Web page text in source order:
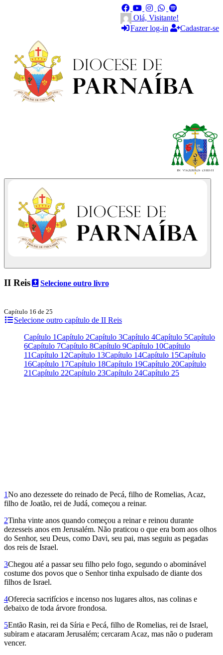
Olá, Visitante!
Fazer log-in
Cadastrar-se
II Reis Selecione outro livro
Capítulo 16 de 25
Selecione outro capítulo de II Reis
Capítulo 1Capítulo 2Capítulo 3Capítulo 4Capítulo 5Capítulo
6Capítulo 7Capítulo 8Capítulo 9Capítulo 10Capítulo
11Capítulo 12Capítulo 13Capítulo 14Capítulo 15Capítulo
16Capítulo 17Capítulo 18Capítulo 19Capítulo 20Capítulo
21Capítulo 22Capítulo 23Capítulo 24Capítulo 25
1No ano dezessete do reinado de Pecá, filho de Romelias, Acaz,
filho de Joatão, rei de Judá, começou a reinar.
2Tinha vinte anos quando começou a reinar e reinou durante
dezesseis anos em Jerusalém. Não praticou o que era bom aos olhos
do Senhor, seu Deus, como Davi, seu pai, mas seguiu as pegadas
dos reis de Israel.
3Chegou até a passar seu filho pelo fogo, segundo o abominável
costume dos povos que o Senhor tinha expulsado de diante dos
filhos de Israel.
4Oferecia sacrifícios e incenso nos lugares altos, nas colinas e
debaixo de toda árvore frondosa.
5Então Rasin, rei da Síria e Pecá, filho de Romelias, rei de Israel,
subiram e atacaram Jerusalém; cercaram Acaz, mas não o puderam
vencer.